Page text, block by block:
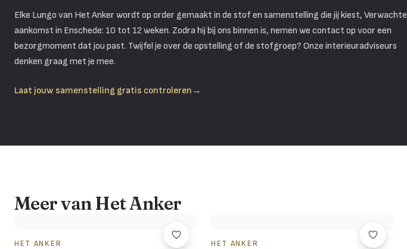
Elke Lungo van Het Anker wordt op order gemaakt in de stof en samenstelling die jij kiest, Verwachte
aankomst in Enschede: 10 tot 12 weken. Zodra hij bij ons binnen is, nemen we contact op voor een
bezorgmoment dat jou past. Twijfel je over de opstelling of de stofgroep? Onze interieuradviseurs
denken graag met je mee.
Laat jouw samenstelling gratis controleren →
Meer van Het Anker
HET ANKER HET ANKER